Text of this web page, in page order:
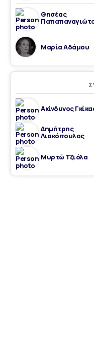
Θησέας
Μαρία Αδάμου
Ακίνδυνος
Δημήτρης
Λιακόπουλος
Μυρτώ Τζιόλα